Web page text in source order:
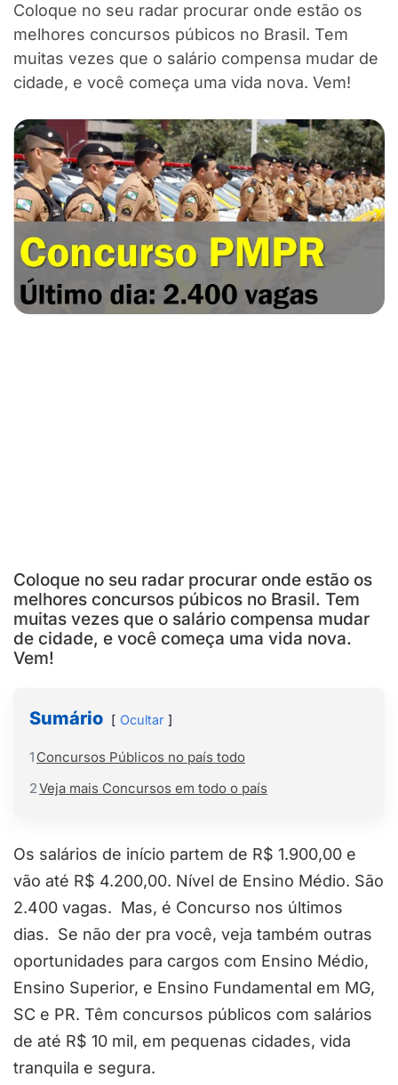
Coloque no seu radar procurar onde estão os
melhores concursos púbicos no Brasil. Tem
muitas vezes que o salário compensa mudar de
cidade, e você começa uma vida nova. Vem!
Coloque no seu radar procurar onde estão os
melhores concursos púbicos no Brasil. Tem
muitas vezes que o salário compensa mudar
de cidade, e você começa uma vida nova.
Vem!
Sumário Ocultar
1 Concursos Públicos no país todo
2Veja mais Concursos em todo o país
Os salários de início partem de R$ 1.900,00 e
vão até R$ 4.200,00. Nível de Ensino Médio. São
2.400 vagas. Mas, é Concurso nos últimos
dias. Se não der pra você, veja também outras
oportunidades para cargos com Ensino Médio,
Ensino Superior, e Ensino Fundamental em MG,
SC e PR. Têm concursos públicos com salários
de até R$ 10 mil, em pequenas cidades, vida
tranquila e segura.